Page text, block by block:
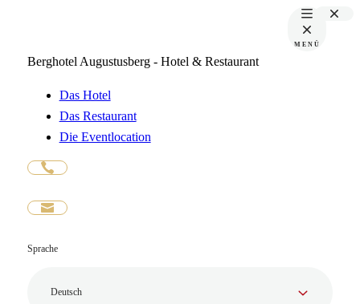
Berghotel Augustusberg - Hotel & Restaurant
MENÜ
Das Hotel
Das Restaurant
Die Eventlocation
Sprache
Deutsch